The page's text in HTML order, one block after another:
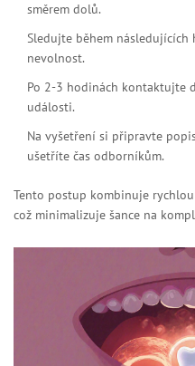
směrem dolů.
Sledujte během
nevolnost.
Po 2-3 hodinách kontaktujte
události.
Na vyšetření si připravte
ušetříte čas odborníkům.
Tento postup kombinuje
což minimalizuje šance na